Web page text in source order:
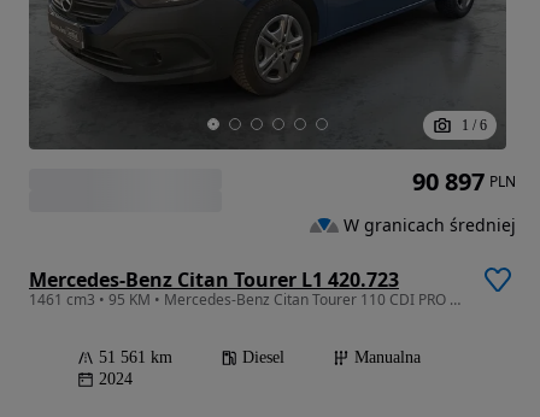
1 / 6
Mercedes-Benz Citan Tourer L1 420.723
1461 cm3 • 95 KM • Mercedes-Benz Citan Tourer 110 CDI PRO Duda-Cars Salon PL
51 561 km Diesel
Manualna
2024
90 897 PLN
W granicach średniej